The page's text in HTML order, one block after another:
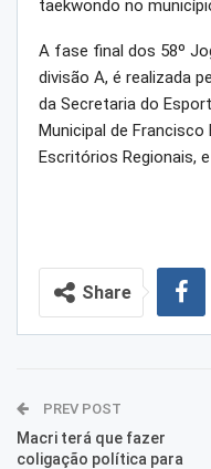
taekwondo no
A fase final dos 58º
divisão A, é realizada
da Secretaria do
Municipal de
Escritórios Regionais,
Share
PREV POST
Macri terá que fazer
coligação política para